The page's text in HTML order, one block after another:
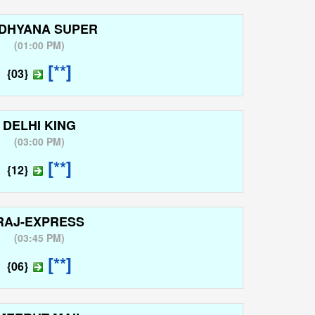
SUPER
(01:00 PM)
{03} [**]
DELHI KING
(03:00 PM)
{12} [**]
EXPRESS
(03:45 PM)
{06} [**]